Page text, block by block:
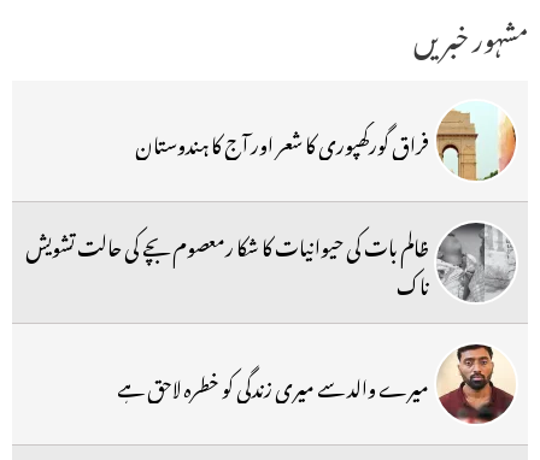
مشہور خبریں
فراق گورکھپوری کا شعر اور آج کا ہندوستان
ظالم بات کی حیوانیات کا شکا رمعصوم بچے کی حالت تشویش
ناک
میرے والد سے میری زندگی کو خطرہ لاحق ہے